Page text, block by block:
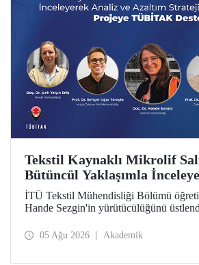
Tekstil Kaynaklı Mikrolif
Bütüncül Yaklaşımla
Azaltım Stratejileri
TÜBİTAK Desteği
İTÜ Tekstil Mühendisliği Bölümü
Hande Sezgin'in yürütücülüğünü
Koşullarına Bağlı Mikrolif Salımı:
05 Ağu 2026 Akademik